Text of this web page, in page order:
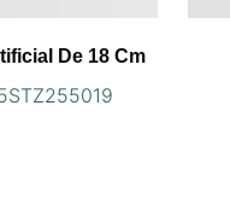
De 18 Cm